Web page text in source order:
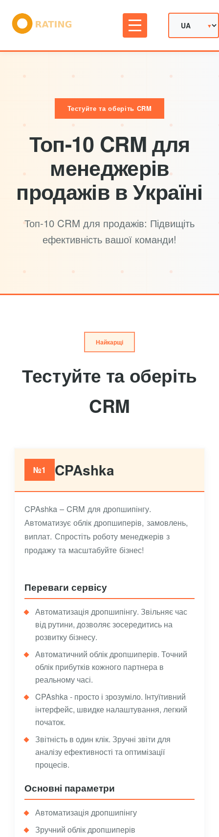
Тестуйте та оберіть CRM
Топ-10 CRM для
менеджерів
продажів в Україні
Топ-10 CRM для продажів: Підвищіть
ефективність вашої команди!
Найкарщі
Тестуйте та оберіть
CRM
№1 CPAshka
CPAshka – CRM для дропшипінгу.
Автоматизує облік дропшиперів, замовлень,
виплат. Спростіть роботу менеджерів з
продажу та масштабуйте бізнес!
Переваги сервісу
Автоматизація дропшипінгу. Звільняє час
від рутини, дозволяє зосередитись на
розвитку бізнесу.
Автоматичний облік дропшиперів. Точний
облік прибутків кожного партнера в
реальному часі.
CPAshka - просто і зрозуміло. Інтуїтивний
інтерфейс, швидке налаштування, легкий
початок.
Звітність в один клік. Зручні звіти для
аналізу ефективності та оптимізації
процесів.
Основні параметри
Автоматизація дропшипінгу
Зручний облік дропшиперів